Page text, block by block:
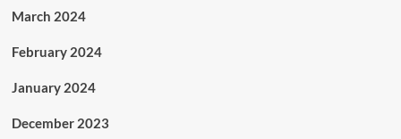
March 2024
February 2024
January 2024
December 2023